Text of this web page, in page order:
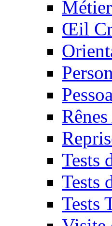
Œil
Pessoa
Tests
Tests
Tests